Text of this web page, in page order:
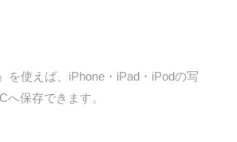
を使えば、iPhone・iPad・iPodの写
保存できます。